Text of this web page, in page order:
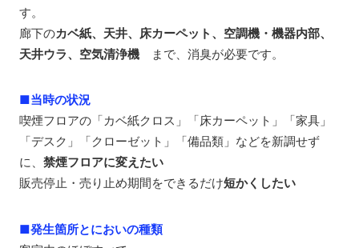
す。
廊下のカベ紙、天井、床カーペット、空調機・機器内部、
天井ウラ、空気清浄機まで、消臭が必要です。
■当時の状況
喫煙フロアの「カベ紙クロス」「床カーペット」「家具」
「デスク」「クローゼット」「備品類」などを新調せず
に、 禁煙フロアに変えたい
販売停止・売り止め期間をできるだけ短かくしたい
■発生箇所とにおいの種類